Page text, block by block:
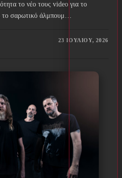
το νέο τους video για το
σαρωτικό άλμπουμ…
23 ΙΟΥΛΊΟΥ, 2026